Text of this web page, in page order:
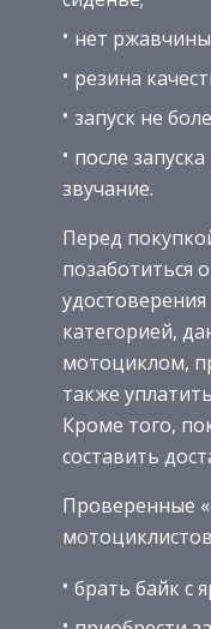
нет
резина
запуск не
после
звучание.
Перед
позаботиться
категорией,
мотоциклом,
также
Кроме того,
составить
Проверенные
брать байк с